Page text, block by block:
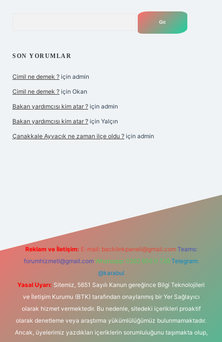
SON YORUMLAR
Cimil ne demek ? için admin
Cimil ne demek ? için Okan
Bakan yardımcısı kim atar ? için admin
Bakan yardımcısı kim atar ? için Yalçın
Çanakkale Ayvacık ne zaman ilçe oldu ? için admin
Reklam ve İletişim: E-mail: backlinkpaneli@gmail.com Teams:
forumhizmeti@gmail.com Whatsapp: 0262 606 0 726 Telegram:
@karabul
Yasal Uyarı: Sitemiz, 5651 Sayılı Kanun gereğince Bilgi Teknolojileri
ve İletişim Kurumu (BTK) tarafından onaylanmış bir Yer Sağlayıcı
olarak hizmet vermektedir. Bu nedenle, sitedeki içerikleri proaktif
olarak denetleme veya araştırma yükümlülüğümüz bulunmamaktadır.
Ancak, üyelerimiz yazdıkları içeriklerin sorumluluğunu taşımakta olup,